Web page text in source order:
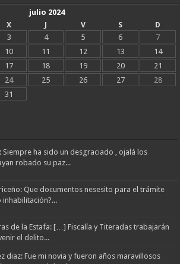
julio 2024
X J V S
D
3 4 5 6
7
10 11 12 13
14
17 18 19 20
21
24 25 26 27
28
31
Siempre ha sido un desgraciado , ojalá los
robado su paz...
Que documentos nesesito para el trámite
inhabilitación?...
de la Estafa: […] Fiscalía y Titeradas trabajarán
el delito...
diaz: Fue mi novia y fueron años maravillosos